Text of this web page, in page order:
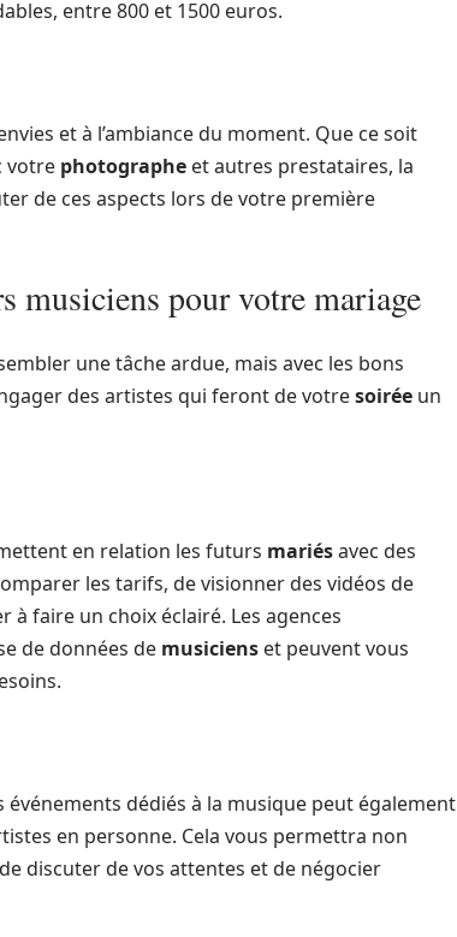
entre 800 et 1500 euros.
et à l’ambiance du moment. Que ce soit
votre photographe et autres prestataires, la
de ces aspects lors de votre première
musiciens pour votre mariage
une tâche ardue, mais avec les bons
des artistes qui feront de votresoirée un
en relation les futurs mariésavec des
les tarifs, de visionner des vidéos de
faire un choix éclairé. Les agences
de données de musiciens et peuvent vous
événements dédiés à la musique peut également
en personne. Cela vous permettra non
discuter de vos attentes et de négocier